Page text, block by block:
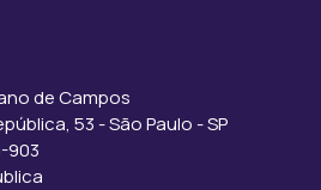
de Campos
53 - São Paulo - SP
903